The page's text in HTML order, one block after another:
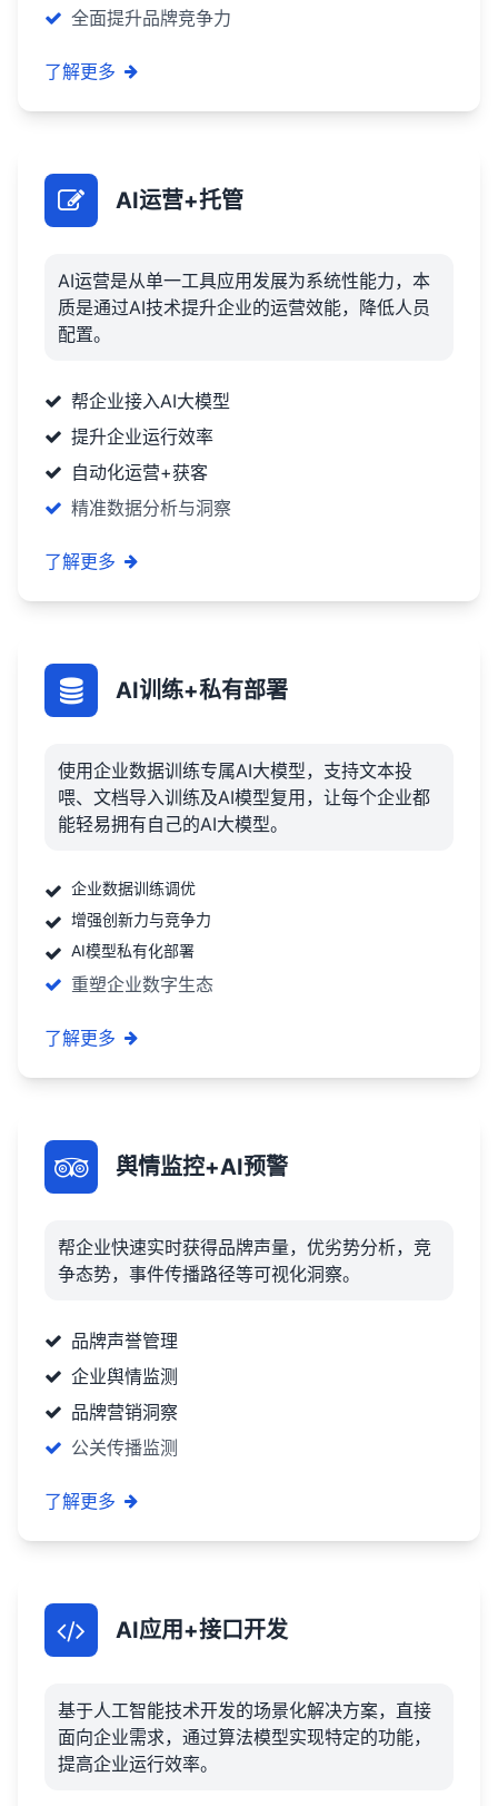
全面提升品牌竞争力
了解更多
AI运营+托管
AI运营是从单一工具应用发展为系统性能力，本
质是通过AI技术提升企业的运营效能，降低人员
配置。
帮企业接入AI大模型
提升企业运行效率
自动化运营+获客
精准数据分析与洞察
了解更多
AI训练+私有部署
使用企业数据训练专属AI大模型，支持文本投
喂、文档导入训练及AI模型复用，让每个企业都
能轻易拥有自己的AI大模型。
企业数据训练调优
增强创新力与竞争力
AI模型私有化部署
重塑企业数字生态
了解更多
舆情监控+AI预警
帮企业快速实时获得品牌声量，优劣势分析，竞
争态势，事件传播路径等可视化洞察。
品牌声誉管理
企业舆情监测
品牌营销洞察
公关传播监测
了解更多
AI应用+接口开发
基于人工智能技术开发的场景化解决方案，直接
面向企业需求，通过算法模型实现特定的功能，
提高企业运行效率。